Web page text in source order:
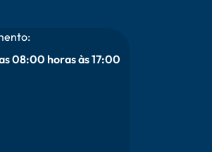
08:00 horas às 17:00